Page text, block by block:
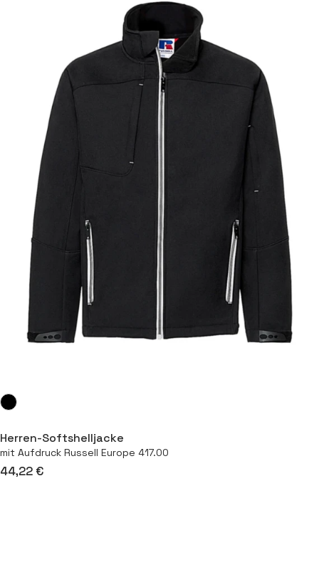
Herren-Softshelljacke
mit Aufdruck Russell Europe 417.00
44,22 €